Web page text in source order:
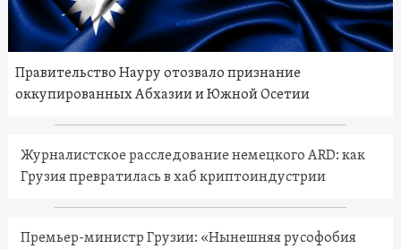
Правительство Науру отозвало признание
оккупированных Абхазии и Южной Осетии
Журналистское расследование немецкого ARD: как
Грузия превратилась в хаб криптоиндустрии
Премьер-министр Грузии: «Нынешняя русофобия